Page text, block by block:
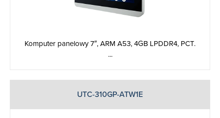
Komputer panelowy 7″, ARM A53, 4GB LPDDR4, PCT.
...
UTC-310GP-ATW1E